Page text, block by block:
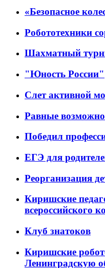
«Безопасное
Робототехники
Шахматный
"Юность России"
Слет активной
Равные
Победил
ЕГЭ для
Реорганизация
Киришские
всероссийского
Клуб знатоков
Киришские
Ленинградскую